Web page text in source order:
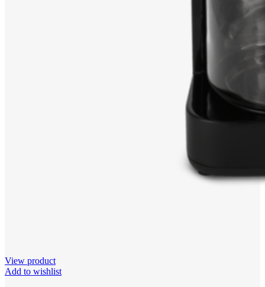
View product
Add to wishlist